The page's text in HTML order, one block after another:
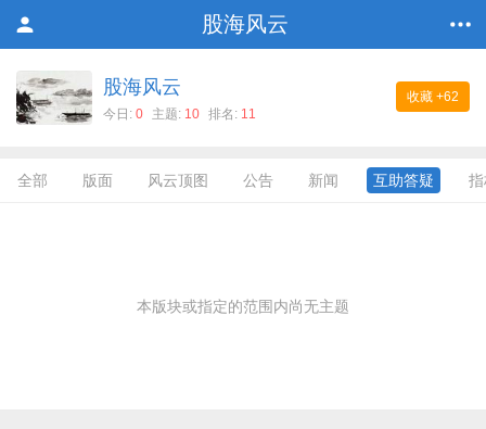
股海风云
收藏 +62
股海风云
今日:0 主题: 10 排名: 11
全部 版面 风云顶图 公告 新闻 互助答疑
本版块或指定的范围内尚无主题